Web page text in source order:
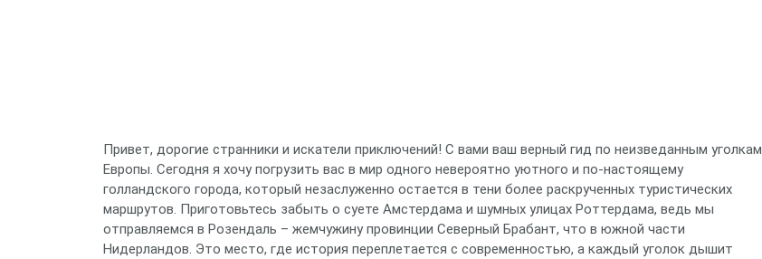
Привет, дорогие странники и искатели приключений! С вами ваш верный гид по неизведанным уголкам
Европы. Сегодня я хочу погрузить вас в мир одного невероятно уютного и по-настоящему
голландского города, который незаслуженно остается в тени более раскрученных туристических
маршрутов. Приготовьтесь забыть о суете Амстердама и шумных улицах Роттердама, ведь мы
отправляемся в Розендаль – жемчужину провинции Северный Брабант, что в южной части
Нидерландов. Это место, где история переплетается с современностью, а каждый уголок дышит